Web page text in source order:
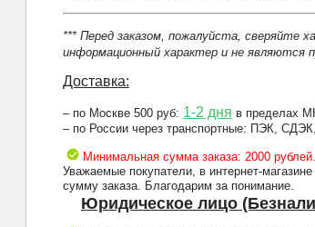
*** Перед заказом, пожалуйста, сверяйте
информационный характер и не являются
Доставка:
– по Москве 500 руб: 1-2 дня в пределах
– по России через транспортные: ПЭК,
Минимальная сумма заказа: 2000 рублей.
Уважаемые покупатели, в интернет-
сумму заказа. Благодарим за понимание.
Юридическое лицо